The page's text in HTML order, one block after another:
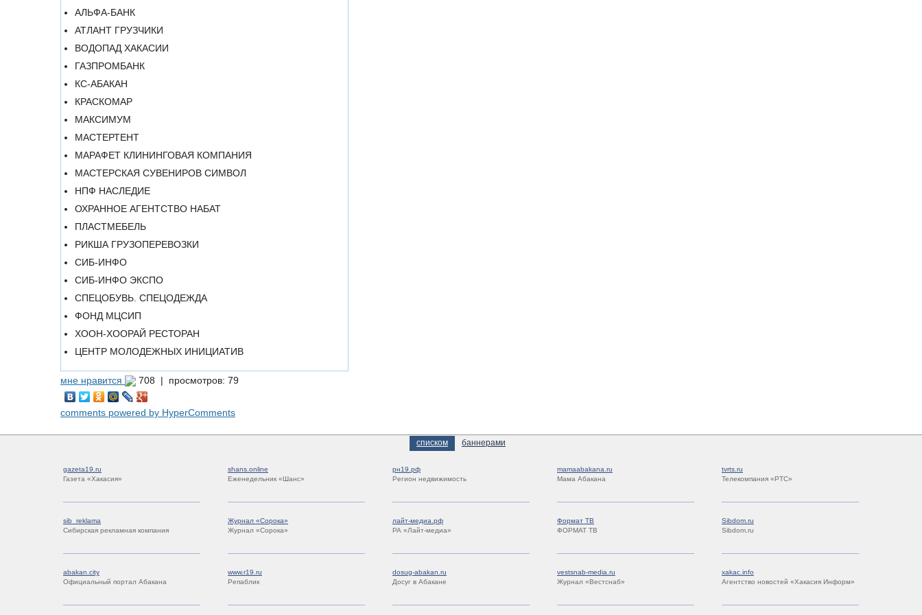
АЛЬФА-БАНК
АТЛАНТ ГРУЗЧИКИ
ВОДОПАД ХАКАСИИ
ГАЗПРОМБАНК
КС-АБАКАН
КРАСКОМАР
МАКСИМУМ
МАСТЕРТЕНТ
МАРАФЕТ КЛИНИНГОВАЯ КОМПАНИЯ
МАСТЕРСКАЯ СУВЕНИРОВ СИМВОЛ
НПФ НАСЛЕДИЕ
ОХРАННОЕ АГЕНТСТВО НАБАТ
ПЛАСТМЕБЕЛЬ
РИКША ГРУЗОПЕРЕВОЗКИ
СИБ-ИНФО
СИБ-ИНФО ЭКСПО
СПЕЦОБУВЬ. СПЕЦОДЕЖДА
ФОНД МЦСИП
ХООН-ХООРАЙ РЕСТОРАН
ЦЕНТР МОЛОДЕЖНЫХ ИНИЦИАТИВ
мне нравится 708 | просмотров: 79
comments powered by HyperComments
списком баннерами
gazeta19.ru
Газета «Хакасия»
shans.online
Еженедельник «Шанс»
рн19.рф
Регион недвижимость
mamaabakana.ru
Мама Абакана
tvrts.ru
Телекомпания «РТС»
sib_reklama
Сибирская рекламная компания
Журнал «Сорока»
Журнал «Сорока»
лайт-медиа.рф
РА «Лайт-медиа»
Формат ТВ
ФОРМАТ ТВ
Sibdom.ru
Sibdom.ru
abakan.city
Официальный портал Абакана
www.r19.ru
Репаблик
dosug-abakan.ru
Досуг в Абакане
vestsnab-media.ru
Журнал «Вестснаб»
xakac.info
Агентство новостей «Хакасия Информ»